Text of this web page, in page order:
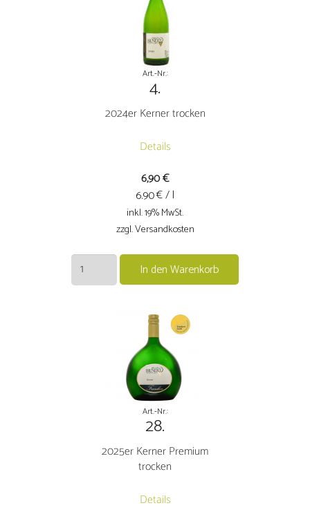
Art.-Nr.:
4.
2024er Kerner trocken
Details
6,90€
6.90€ / l
inkl. 19% MwSt.
zzgl. Versandkosten
2024er
Kerner
In den Warenkorb
Art.-Nr.:
28.
2025er Kerner Premium
trocken
Details